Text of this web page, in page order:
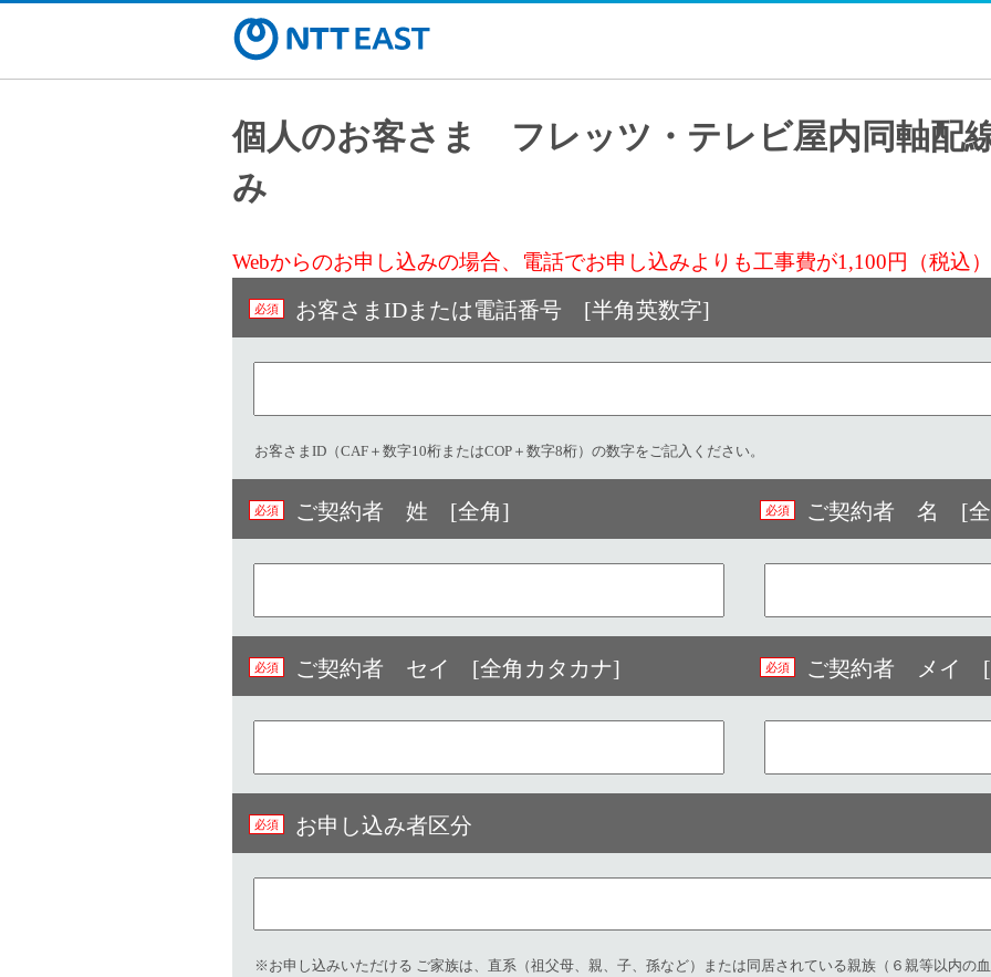
個人のお客さま フレッツ・テレビ屋内同軸配
み​
Webからのお申し込みの場合、電話でお申し込みよりも工事費が1,100円（税込
お客さまIDまたは電話番号 [半角英数字]​
お客さまID（CAF＋数字10桁またはCOP＋数字8桁）の数字をご記入ください。
ご契約者 姓 [全角] ご契約者 名 [
ご契約者 セイ [全角カタカナ] ご契約者 メイ [
お申し込み者区分
※お申し込みいただける ご家族は、直系（祖父母、親、子、孫など）または同居されている親族（６親等以内の